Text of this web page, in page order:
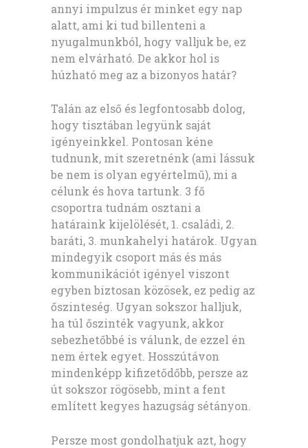
annyi impulzus ér minket egy nap
alatt, ami ki tud billenteni a
nyugalmunkból, hogy valljuk be, ez
nem elvárható. De akkor hol is
húzható meg az a bizonyos határ?
Talán az első és legfontosabb dolog,
hogy tisztában legyünk saját
igényeinkkel. Pontosan kéne
tudnunk, mit szeretnénk (ami lássuk
be nem is olyan egyértelmű), mi a
célunk és hova tartunk. 3 fő
csoportra tudnám osztani a
határaink kijelölését, 1. családi, 2.
baráti, 3. munkahelyi határok. Ugyan
mindegyik csoport más és más
kommunikációt igényel viszont
egyben biztosan közösek, ez pedig az
őszinteség. Ugyan sokszor halljuk,
ha túl őszinték vagyunk, akkor
sebezhetőbbé is válunk, de ezzel én
nem értek egyet. Hosszútávon
mindenképp kifizetődőbb, persze az
út sokszor rögösebb, mint a fent
említett kegyes hazugság sétányon.
Persze most gondolhatjuk azt, hogy